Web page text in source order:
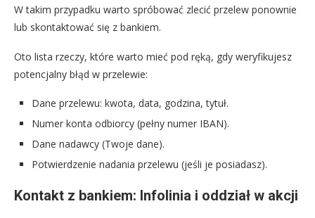
W takim przypadku warto spróbować zlecić przelew ponownie
lub skontaktować się z bankiem.
Oto lista rzeczy, które warto mieć pod ręką, gdy weryfikujesz
potencjalny błąd w przelewie:
Dane przelewu: kwota, data, godzina, tytuł.
Numer konta odbiorcy (pełny numer IBAN).
Dane nadawcy (Twoje dane).
Potwierdzenie nadania przelewu (jeśli je posiadasz).
Kontakt z bankiem: Infolinia i oddział w akcji